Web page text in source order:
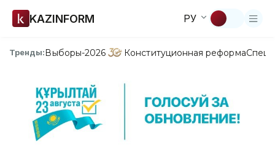
KAZINFORM РУ
Тренды:Выборы-2026 Конституционная реформа